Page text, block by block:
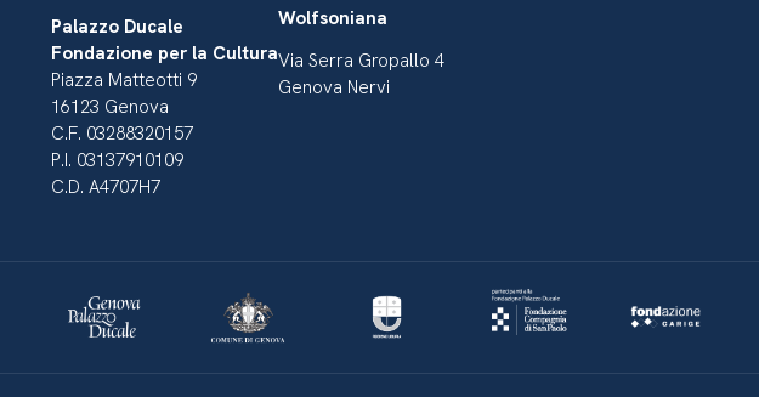
Palazzo Ducale
Fondazione per la Cultura
Piazza Matteotti 9
16123 Genova
C.F. 03288320157
P.I. 03137910109
C.D. A4707H7
Wolfsoniana
Via Serra Gropallo 4
Genova Nervi